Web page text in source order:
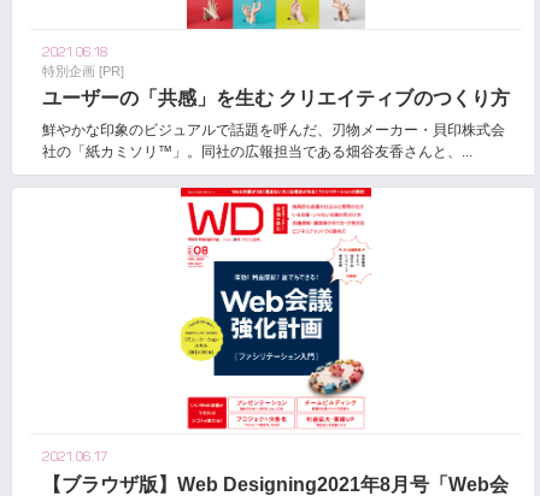
2021.06.18
特別企画 [PR]
ユーザーの「共感」を生む クリエイティブのつくり方
鮮やかな印象のビジュアルで話題を呼んだ、刃物メーカー・貝印株式会
社の「紙カミソリ™」。同社の広報担当である畑谷友香さんと、...
2021.06.17
【ブラウザ版】Web Designing2021年8月号「Web会